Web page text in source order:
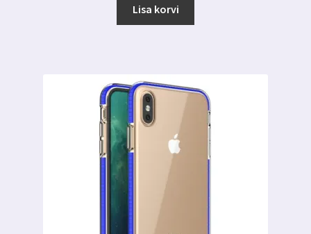
oli:
6.99 €. 3.19 €.
Lisa korvi